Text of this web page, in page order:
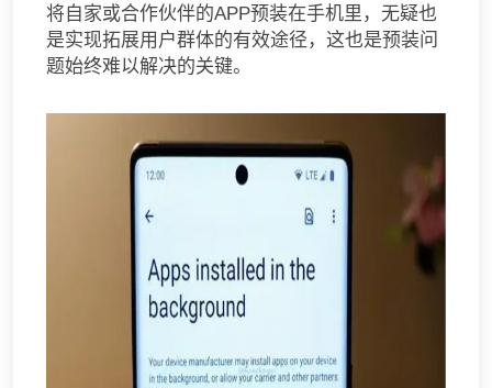
将自家或合作伙伴的APP预装在手机里，无疑也
是实现拓展用户群体的有效途径，这也是预装问
题始终难以解决的关键。